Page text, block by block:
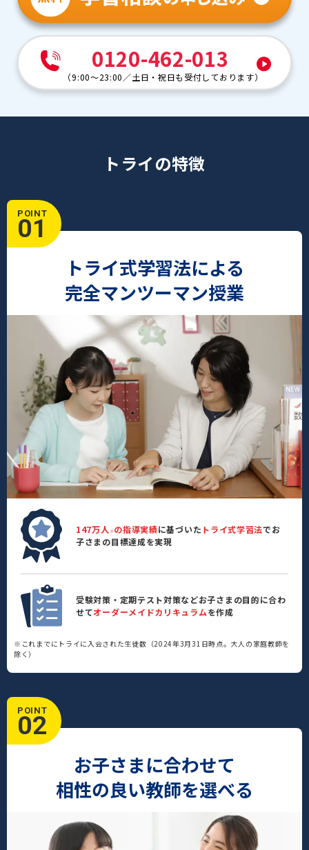
0120-462-013
（9:00～23:00 ／土日・祝日も受付しております）
トライの特徴
POINT
01
トライ式学習法による
完全マンツーマン授業
147万人 ※ の指導実績に基づいた トライ式学習法でお
子さまの目標達成を実現
受験対策・定期テスト対策などお子さまの目的に合わ
せてオーダーメイドカリキュラムを作成
※これまでにトライに入会された生徒数（2024年3月31日時点。大人の家庭教師を
除く）
POINT
02
お子さまに合わせて
相性の良い教師を選べる